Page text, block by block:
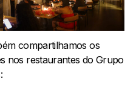
compartilhamos os
nos restaurantes do Grupo